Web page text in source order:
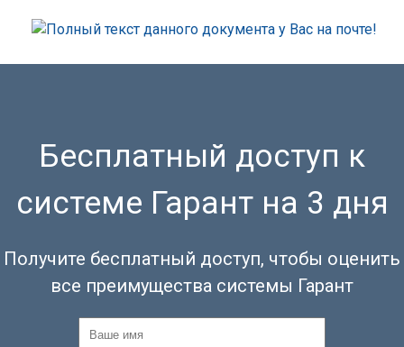
Бесплатный доступ к
системе Гарант на 3 дня
Получите бесплатный доступ, чтобы оценить
все преимущества системы Гарант